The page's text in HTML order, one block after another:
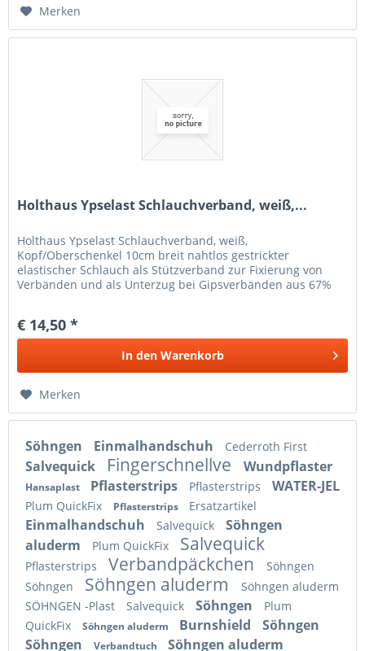
Merken
Holthaus Ypselast Schlauchverband, weiß,...
Holthaus Ypselast Schlauchverband, weiß,
Kopf/Oberschenkel 10cm breit nahtlos gestrickter
elastischer Schlauch als Stützverband zur Fixierung von
Verbänden und als Unterzug bei Gipsverbänden aus 67%
€ 14,50 *
In den Warenkorb
Merken
Söhngen Einmalhandschuh Cederroth First
Salvequick Fingerschnellve Wundpflaster
Hansaplast Pflasterstrips Pflasterstrips WATER-JEL
Plum QuickFix Pflasterstrips Ersatzartikel
Einmalhandschuh Salvequick
Söhngen
aluderm
Plum QuickFix Salvequick
Pflasterstrips Verbandpäckchen
Söhngen
Söhngen
Söhngen aluderm
Söhngen aluderm
SÖHNGEN -Plast
Salvequick Söhngen
Plum
QuickFix
Söhngen aluderm Burnshield
Söhngen
Söhngen
Verbandtuch
Söhngen aluderm